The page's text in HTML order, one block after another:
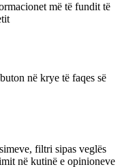
më të fundit të
në krye të faqes së
filtri sipas veglës
në kutinë e opinioneve